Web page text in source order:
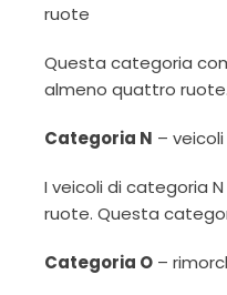
ruote
Questa categoria
almeno quattro
Categoria N –
I veicoli di categoria
ruote. Questa
Categoria O –